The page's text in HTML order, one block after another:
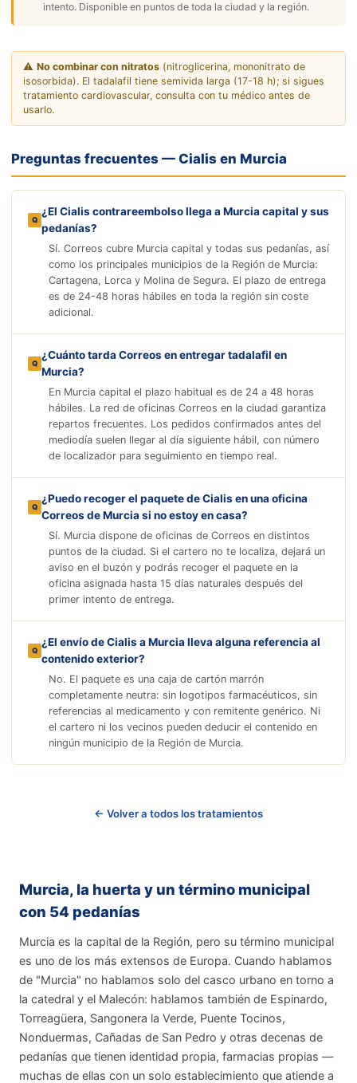
intento. Disponible en puntos de toda la ciudad y la región.
⚠️ No combinar con nitratos (nitroglicerina, mononitrato de
isosorbida). El tadalafil tiene semivida larga (17-18 h); si sigues
tratamiento cardiovascular, consulta con tu médico antes de
usarlo.
Preguntas frecuentes — Cialis en Murcia
¿El Cialis contrareembolso llega a Murcia capital y sus
pedanías?
Sí. Correos cubre Murcia capital y todas sus pedanías, así
como los principales municipios de la Región de Murcia:
Cartagena, Lorca y Molina de Segura. El plazo de entrega
es de 24-48 horas hábiles en toda la región sin coste
adicional.
¿Cuánto tarda Correos en entregar tadalafil en
Murcia?
En Murcia capital el plazo habitual es de 24 a 48 horas
hábiles. La red de oficinas Correos en la ciudad garantiza
repartos frecuentes. Los pedidos confirmados antes del
mediodía suelen llegar al día siguiente hábil, con número
de localizador para seguimiento en tiempo real.
¿Puedo recoger el paquete de Cialis en una oficina
Correos de Murcia si no estoy en casa?
Sí. Murcia dispone de oficinas de Correos en distintos
puntos de la ciudad. Si el cartero no te localiza, dejará un
aviso en el buzón y podrás recoger el paquete en la
oficina asignada hasta 15 días naturales después del
primer intento de entrega.
¿El envío de Cialis a Murcia lleva alguna referencia al
contenido exterior?
No. El paquete es una caja de cartón marrón
completamente neutra: sin logotipos farmacéuticos, sin
referencias al medicamento y con remitente genérico. Ni
el cartero ni los vecinos pueden deducir el contenido en
ningún municipio de la Región de Murcia.
← Volver a todos los tratamientos
Murcia, la huerta y un término municipal
con 54 pedanías
Murcia es la capital de la Región, pero su término municipal
es uno de los más extensos de Europa. Cuando hablamos
de "Murcia" no hablamos solo del casco urbano en torno a
la catedral y el Malecón: hablamos también de Espinardo,
Torreagüera, Sangonera la Verde, Puente Tocinos,
Nonduermas, Cañadas de San Pedro y otras decenas de
pedanías que tienen identidad propia, farmacias propias —
muchas de ellas con un solo establecimiento que atiende a